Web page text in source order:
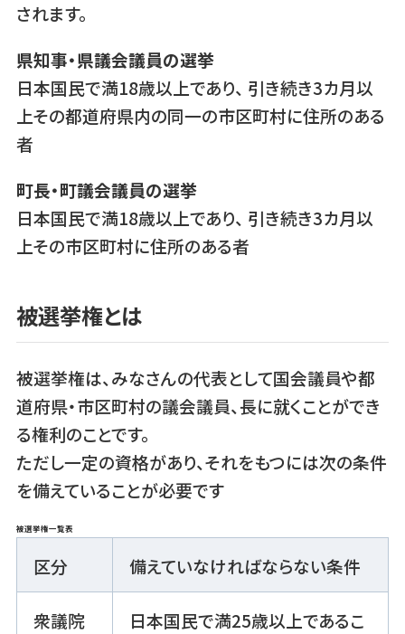
されます。
県知事・県議会議員の選挙
日本国民で満18歳以上であり、 引き続き3カ月以
上その都道府県内の同一の市区町村に住所のある
者
町長・町議会議員の選挙
日本国民で満18歳以上であり、 引き続き3カ月以
上その市区町村に住所のある者
被選挙権とは
被選挙権は、みなさんの代表として国会議員や都
道府県・市区町村の議会議員、長に就くことができ
る権利のことです。
ただし一定の資格があり、それをもつには次の条件
を備えていることが必要です
被選挙権一覧表
区分 備えていなければならない条件
衆議院
日本国民で満25歳以上であるこ